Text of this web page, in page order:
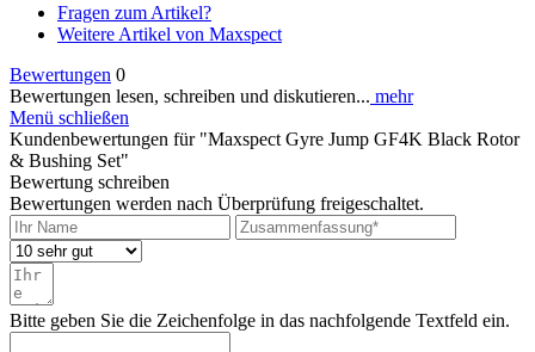
Fragen zum Artikel?
Weitere Artikel von Maxspect
Bewertungen 0
Bewertungen lesen, schreiben und diskutieren... mehr
Menü schließen
Kundenbewertungen für "Maxspect Gyre Jump GF4K Black Rotor
& Bushing Set"
Bewertung schreiben
Bewertungen werden nach Überprüfung freigeschaltet.
Bitte geben Sie die Zeichenfolge in das nachfolgende Textfeld ein.